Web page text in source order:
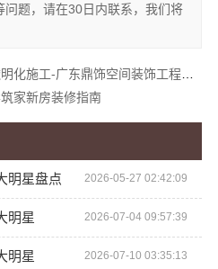
题，请在30日内联系，我们将
施工-广东鼎饰空间装饰工程有限公司
家新房装修指南
明星盘点 2026-05-27 02:42:09
明星 2026-07-04 09:57:39
明星 2026-07-10 03:35:13